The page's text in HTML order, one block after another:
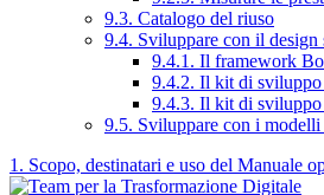
9.3. Catalogo del riuso
9.4. Sviluppare con il design
9.4.1. Il framework
9.4.2. Il kit di sviluppo
9.4.3. Il kit di
9.5. Sviluppare con i
1. Scopo, destinatari e uso del Manuale